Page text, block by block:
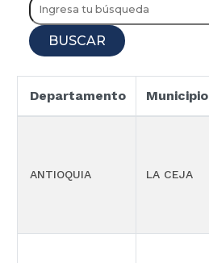
BUSCAR
Departamento Municipio
ANTIOQUIA LA CEJA